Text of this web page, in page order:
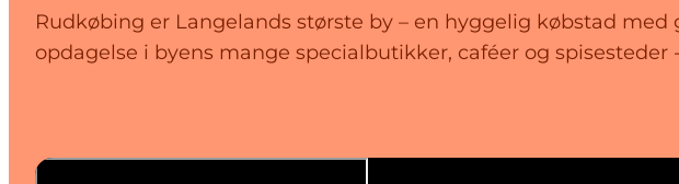
Rudkøbing er Langelands største by – en hyggelig købstad
opdagelse i byens mange specialbutikker, caféer og